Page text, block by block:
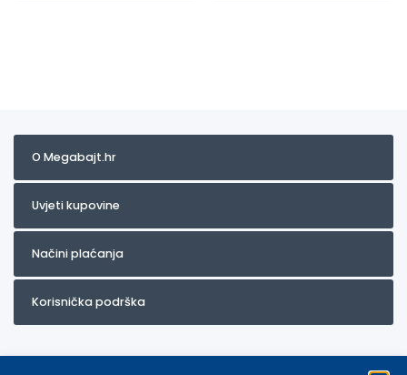
O Megabajt.hr
Uvjeti kupovine
Načini plaćanja
Korisnička podrška